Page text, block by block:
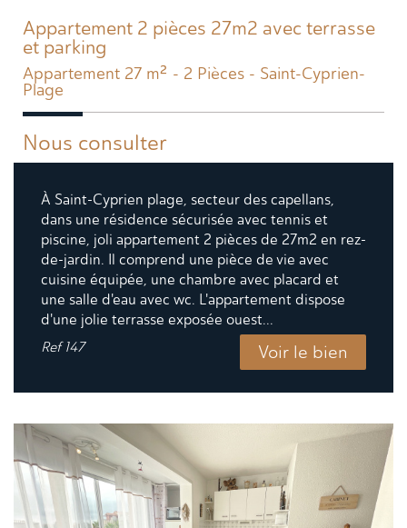
Appartement 2 pièces 27m2 avec terrasse
et parking
Appartement 27 m² - 2 Pièces - Saint-Cyprien-
Plage
Nous consulter
À Saint-Cyprien plage, secteur des capellans,
dans une résidence sécurisée avec tennis et
piscine, joli appartement 2 pièces de 27m2 en rez-
de-jardin. Il comprend une pièce de vie avec
cuisine équipée, une chambre avec placard et
une salle d'eau avec wc. L'appartement dispose
d'une jolie terrasse exposée ouest...
Ref147 Voir le bien